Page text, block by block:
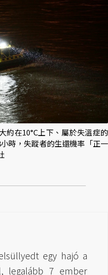
約在10°C上下、屬於失溫症的
時，失蹤者的生還機率「正一
egy hajó a
legalább 7 ember